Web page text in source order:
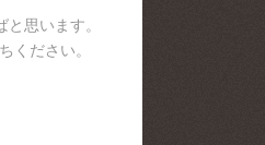
思います。
ください。